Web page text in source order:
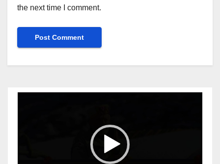
the next time I comment.